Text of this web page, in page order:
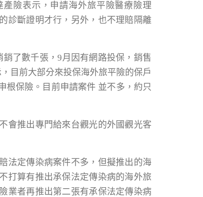
險表示，申請海外旅平險醫療險理
診斷證明才行，另外，也不理賠隔離
了數千張，9月因有網路投保，銷售
目前大部分來投保海外旅平險的保戶
根保險。目前申請案件 並不多，約只
會推出專門給來台觀光的外國觀光客
法定傳染病案件不多，但擬推出的海
打算有推出承保法定傳染病的海外旅
業者再推出第二張有承保法定傳染病